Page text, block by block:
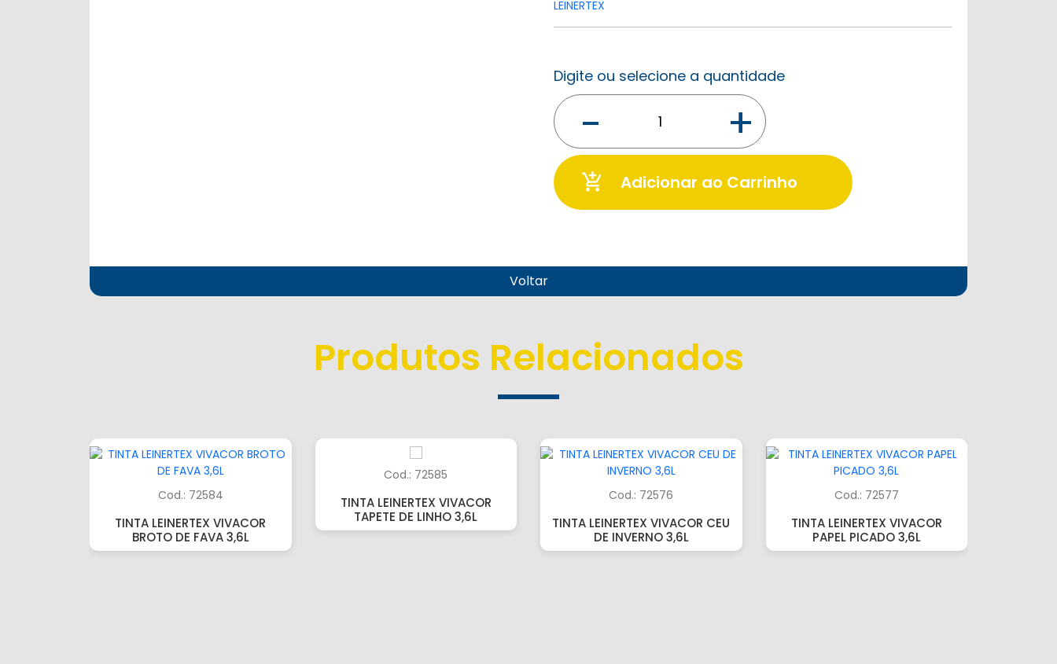
LEINERTEX
Digite ou selecione a quantidade
- +
add_shopping_cart Adicionar ao Carrinho
Voltar
Produtos Relacionados
Cod.: 72584
TINTA LEINERTEX VIVACOR
BROTO DE FAVA 3,6L
Cod.: 72585
TINTA LEINERTEX VIVACOR
TAPETE DE LINHO 3,6L
Cod.: 72576
TINTA LEINERTEX VIVACOR CEU
DE INVERNO 3,6L
Cod.: 72577
TINTA LEINERTEX VIVACOR
PAPEL PICADO 3,6L